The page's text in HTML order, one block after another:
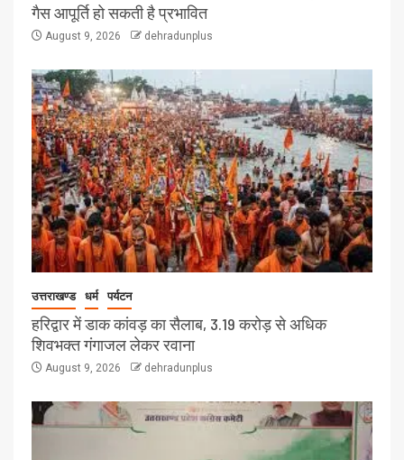
गैस आपूर्ति हो सकती है प्रभावित
August 9, 2026 dehradunplus
उत्तराखण्ड धर्म पर्यटन
हरिद्वार में डाक कांवड़ का सैलाब, 3.19 करोड़ से अधिक
शिवभक्त गंगाजल लेकर रवाना
August 9, 2026 dehradunplus